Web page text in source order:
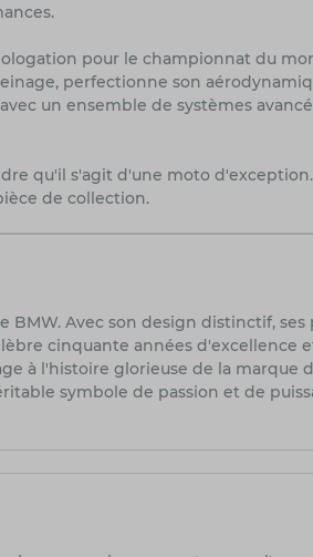
pour le championnat du
perfectionne son
un ensemble de systèmes
qu'il s'agit d'une moto
de collection.
BMW. Avec son design distinctif,
cinquante années d'excellence
à l'histoire glorieuse de la marque
symbole de passion et de